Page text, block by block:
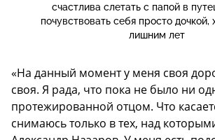
счастлива слетать с папой в
почувствовать себя просто дочкой,
лишним лет
«На данный момент у меня своя
своя. Я рада, что пока не было ни
протежированной отцом. Что
снимаюсь только в тех, над